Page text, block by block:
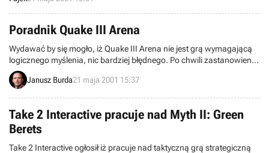
Poradnik Quake III Arena
Wydawać by się mogło, iż Quake III Arena nie jest grą wymagającą
logicznego myślenia, nic bardziej błędnego. Po chwili zastanowienia
okazuje się, że nie wystarczy w nim jedynie biegać i strzelać na oślep
lecz aby pokonać wroga należy odpowiednio zaplanować swoje
innymi zamieszczony dziś u nas poradnik.
Janusz Burda21 maja 2001 15:37
Take 2 Interactive pracuje nad Myth II: Green
Berets
Take 2 Interactive ogłosił iż pracuje nad taktyczną grą strategiczną